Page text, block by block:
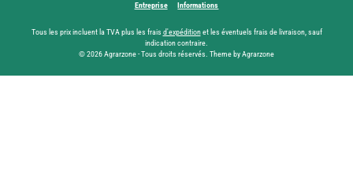
Entreprise Informations
Tous les prix incluent la TVA plus les frais d'expéditionet les éventuels frais de livraison, sauf
indication contraire.
© 2026 Agrarzone - Tous droits réservés. Theme by Agrarzone